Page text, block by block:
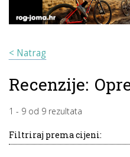
< Natrag
Recenzije:
1 - 9 od 9 rezultata
Filtriraj prema cijeni: